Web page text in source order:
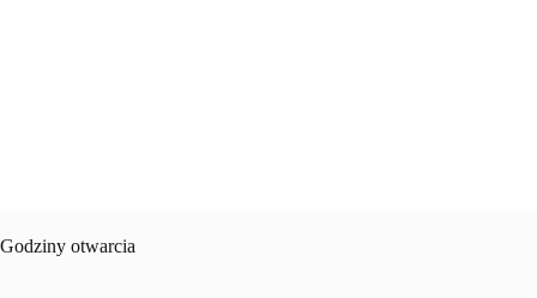
Godziny otwarcia